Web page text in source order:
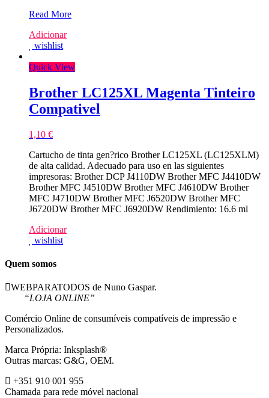
Brother
Magenta
Tinteiro
Read More
Adicionar
wishlist
Quick View
Brother LC125XL Magenta Tinteiro
Compativel
1,10 €
Cartucho de tinta gen?rico Brother LC125XL (LC125XLM)
de alta calidad. Adecuado para uso en las siguientes
impresoras: Brother DCP J4110DW Brother MFC J4410DW
Brother MFC J4510DW Brother MFC J4610DW Brother
MFC J4710DW Brother MFC J6520DW Brother MFC
J6720DW Brother MFC J6920DW Rendimiento: 16.6 ml
Adicionar
wishlist
Quem somos
WEBPARATODOS de Nuno Gaspar.
“LOJA ONLINE”
Comércio Online de consumíveis compatíveis de impressão e
Personalizados.
Marca Própria: Inksplash®
Outras marcas: G&G, OEM.
+351 910 001 955
Chamada para rede móvel nacional